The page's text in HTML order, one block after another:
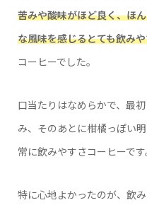
苦みや酸味がほど良く、ほ
な風味を感じるとても飲み
コーヒーでした。
口当たりはなめらかで、最
み、そのあとに柑橘っぽい
常に飲みやすさコーヒーです
特に心地よかったのが、飲